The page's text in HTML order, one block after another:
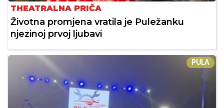
THEATRALNA PRIČA
Životna promjena vratila je Puležanku
njezinoj prvoj ljubavi
PULA